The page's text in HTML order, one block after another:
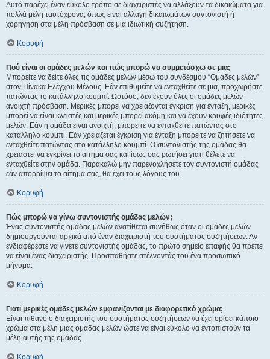
Αυτό παρέχει έναν εύκολο τρόπο σε διαχειριστές να αλλάξουν τα δικαιώματα για
πολλά μέλη ταυτόχρονα, όπως είναι αλλαγή δικαιωμάτων συντονιστή ή
χορήγηση στα μέλη πρόσβαση σε μια ιδιωτική συζήτηση.
Κορυφή
Πού είναι οι ομάδες μελών και πώς μπορώ να συμμετάσχω σε μια;
Μπορείτε να δείτε όλες τις ομάδες μελών μέσω του συνδέσμου “Ομάδες μελών”
στον Πίνακα Ελέγχου Μέλους. Εάν επιθυμείτε να ενταχθείτε σε μια, προχωρήστε
πατώντας το κατάλληλο κουμπί. Ωστόσο, δεν έχουν όλες οι ομάδες μελών
ανοιχτή πρόσβαση. Μερικές μπορεί να χρειάζονται έγκριση για ένταξη, μερικές
μπορεί να είναι κλειστές και μερικές μπορεί ακόμη και να έχουν κρυφές ιδιότητες
μελών. Εάν η ομάδα είναι ανοιχτή, μπορείτε να ενταχθείτε πατώντας στο
κατάλληλο κουμπί. Εάν χρειάζεται έγκριση για ένταξη μπορείτε να ζητήσετε να
ενταχθείτε πατώντας στο κατάλληλο κουμπί. Ο συντονιστής της ομάδας θα
χρειαστεί να εγκρίνει το αίτημα σας και ίσως σας ρωτήσει γιατί θέλετε να
ενταχθείτε στην ομάδα. Παρακαλώ μην παρενοχλήσετε τον συντονιστή ομάδας
εάν απορρίψει το αίτημα σας, θα έχει τους λόγους του.
Κορυφή
Πώς μπορώ να γίνω συντονιστής ομάδας μελών;
Ένας συντονιστής ομάδας μελών ανατίθεται συνήθως όταν οι ομάδες μελών
δημιουργούνται αρχικά από έναν διαχειριστή του συστήματος συζητήσεων. Αν
ενδιαφέρεστε να γίνετε συντονιστής ομάδας, το πρώτο σημείο επαφής θα πρέπει
να είναι ένας διαχειριστής. Προσπαθήστε στέλνοντάς του ένα προσωπικό
μήνυμα.
Κορυφή
Γιατί μερικές ομάδες μελών εμφανίζονται με διαφορετικό χρώμα;
Είναι πιθανό ο διαχειριστής του συστήματος συζητήσεων να έχει ορίσει κάποιο
χρώμα στα μέλη μιας ομάδας μελών ώστε να είναι εύκολο να εντοπιστούν τα
μέλη αυτής της ομάδας.
Κορυφή